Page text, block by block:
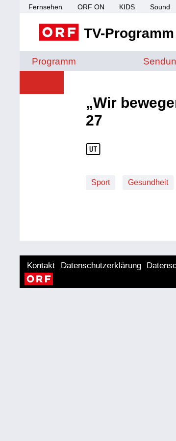
Fernsehen ORF ON KIDS Sound
TV-Programm
Programm
„Wir
27
Sport Gesundheit
Kontakt Datenschutzerklärung